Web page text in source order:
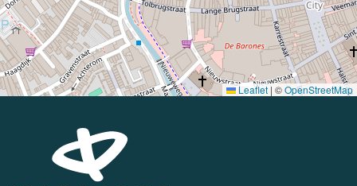
Leaflet | ©OpenStreetMap